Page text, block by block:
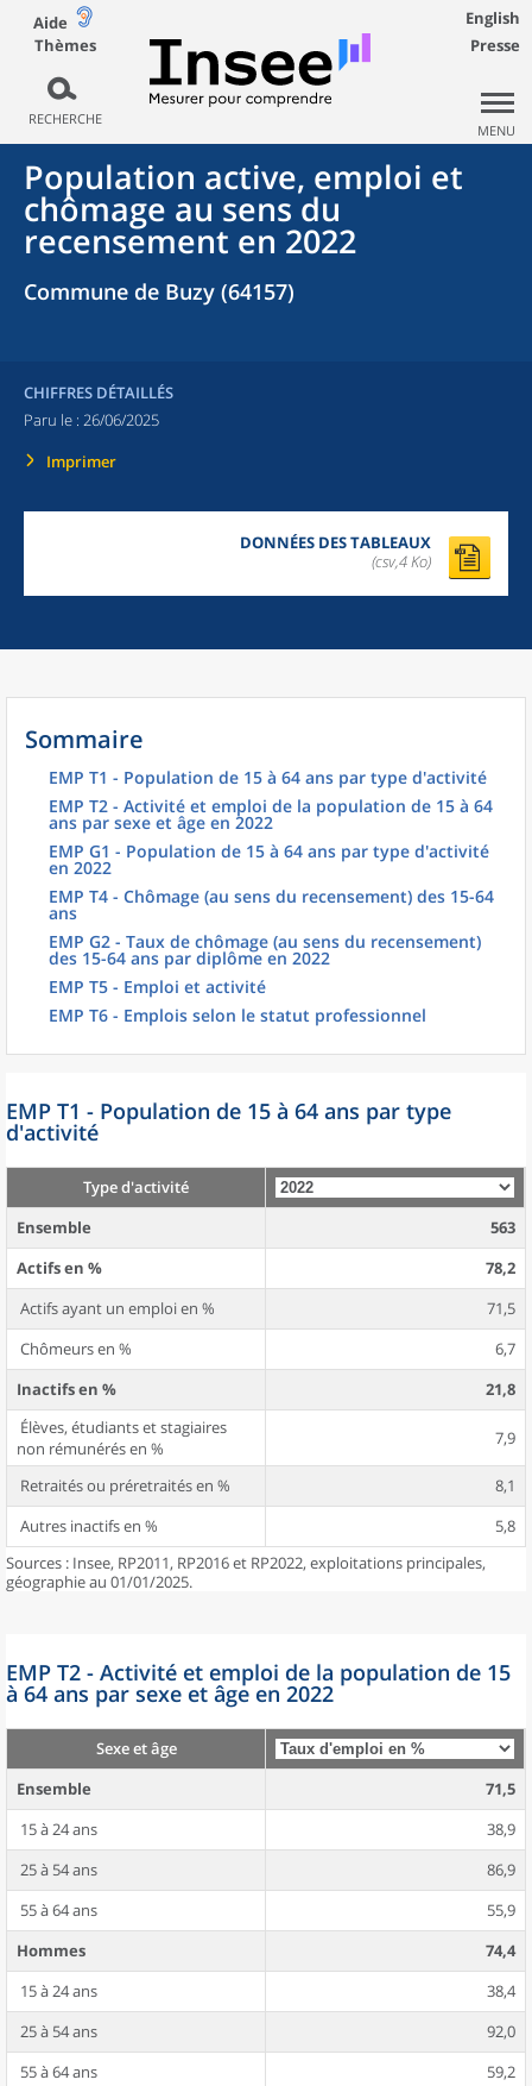
Aide
Thèmes
RECHERCHE
English
Presse
MENU
Population active, emploi et
chômage au sens du
recensement en 2022
Commune de Buzy (64157)
CHIFFRES DÉTAILLÉS
Paru le : 26/06/2025
Imprimer
DONNÉES DES TABLEAUX
(csv,4 Ko)
Sommaire
EMP T1 - Population de 15 à 64 ans par type d'activité
EMP T2 - Activité et emploi de la population de 15 à 64
ans par sexe et âge en 2022
EMP G1 - Population de 15 à 64 ans par type d'activité
en 2022
EMP T4 - Chômage (au sens du recensement) des 15-64
ans
EMP G2 - Taux de chômage (au sens du recensement)
des 15-64 ans par diplôme en 2022
EMP T5 - Emploi et activité
EMP T6 - Emplois selon le statut professionnel
EMP T1 - Population de 15 à 64 ans par type
d'activité
Type d'activité
Ensemble
563
Actifs en %
78,2
Actifs ayant un emploi en %
71,5
Chômeurs en %
6,7
Inactifs en %
21,8
Élèves, étudiants et stagiaires
non rémunérés en %
7,9
Retraités ou préretraités en %
8,1
Autres inactifs en %
5,8
Sources : Insee, RP2011, RP2016 et RP2022, exploitations principales,
géographie au 01/01/2025.
EMP T2 - Activité et emploi de la population de 15
à 64 ans par sexe et âge en 2022
Sexe et âge
Ensemble
71,5
15 à 24 ans
38,9
25 à 54 ans
86,9
55 à 64 ans
55,9
Hommes
74,4
15 à 24 ans
38,4
25 à 54 ans
92,0
55 à 64 ans
59,2